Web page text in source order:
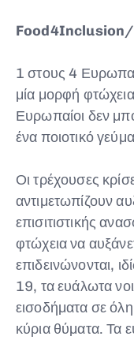
1 στους 4
μία μορφή
Ευρωπαίοι δεν
ένα ποιοτικό
Οι τρέχουσες
αντιμετωπίζουν
επισιτιστικής
φτώχεια να
επιδεινώνονται,
19, τα ευάλωτα
εισοδήματα σε
κύρια θύματα. Τα